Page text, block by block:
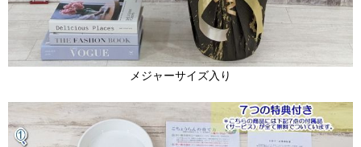
メジャーサイズ入り